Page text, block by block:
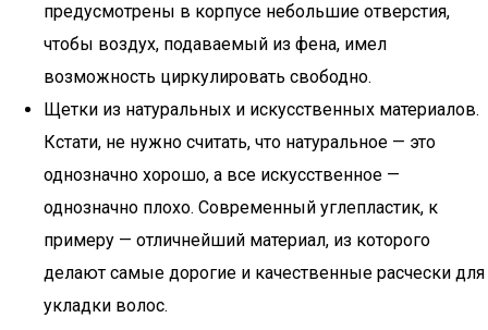
предусмотрены в корпусе небольшие отверстия,
чтобы воздух, подаваемый из фена, имел
возможность циркулировать свободно.
Щетки из натуральных и искусственных материалов.
Кстати, не нужно считать, что натуральное — это
однозначно хорошо, а все искусственное —
однозначно плохо. Современный углепластик, к
примеру — отличнейший материал, из которого
делают самые дорогие и качественные расчески для
укладки волос.